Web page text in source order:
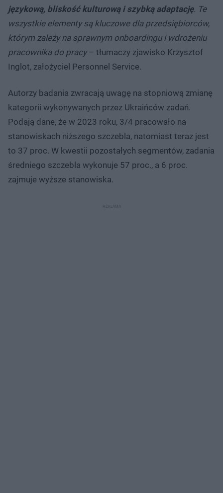
językową, bliskość kulturową i szybką adaptację. Te
wszystkie elementy są kluczowe dla przedsiębiorców,
którym zależy na sprawnym onboardingu i wdrożeniu
pracownika do pracy– tłumaczy zjawisko Krzysztof
Inglot, założyciel Personnel Service.
Autorzy badania zwracają uwagę na stopniową zmianę
kategorii wykonywanych przez Ukraińców zadań.
Podają dane, że w 2023 roku, 3/4 pracowało na
stanowiskach niższego szczebla, natomiast teraz jest
to 37 proc. W kwestii pozostałych segmentów, zadania
średniego szczebla wykonuje 57 proc., a 6 proc.
zajmuje wyższe stanowiska.